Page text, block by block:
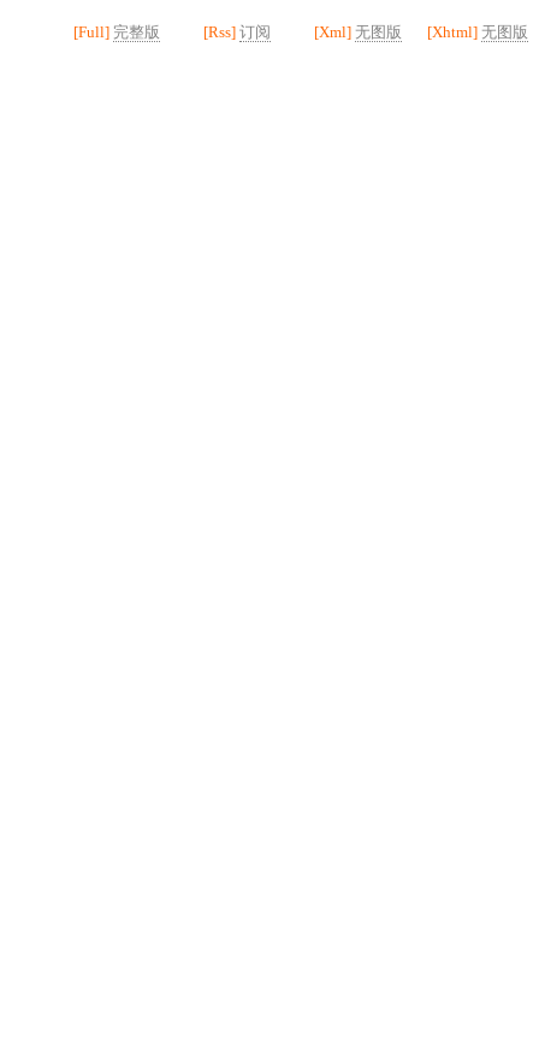
[Full] 完整版 [Rss] 订阅 [Xml] 无图版 [Xhtml] 无图版